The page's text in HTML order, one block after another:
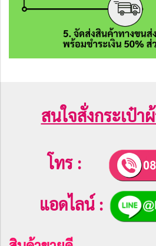
สนใจสั่งกระเป๋า
โทร :
แอดไลน์ :